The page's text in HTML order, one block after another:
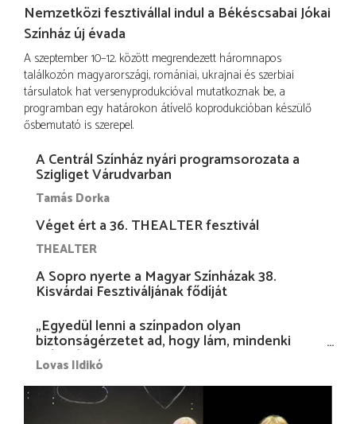
Nemzetközi fesztivállal indul a Békéscsabai Jókai
Színház új évada
A szeptember 10–12. között megrendezett háromnapos
találkozón magyarországi, romániai, ukrajnai és szerbiai
társulatok hat versenyprodukcióval mutatkoznak be, a
programban egy határokon átívelő koprodukcióban készülő
ősbemutató is szerepel.
A Centrál Színház nyári programsorozata a
Szigliget Várudvarban
Tamás Dorka
Véget ért a 36. THEALTER fesztivál
THEALTER
A Sopro nyerte a Magyar Színházak 38.
Kisvárdai Fesztiváljának fődíját
„Egyedül lenni a színpadon olyan
biztonságérzetet ad, hogy lám, mindenki
más nélkül is megvagyok magammal…”
Lovas Ildikó